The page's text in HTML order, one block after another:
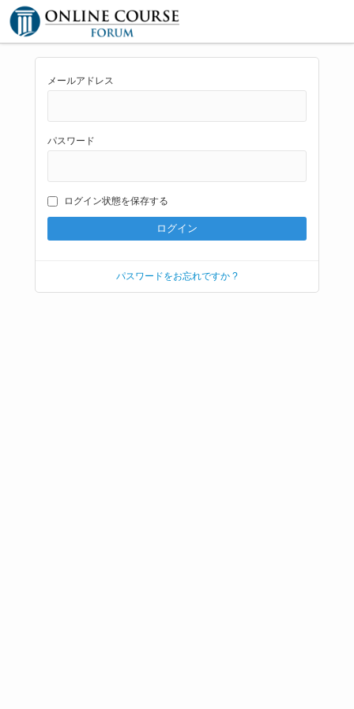
メールアドレス
パスワード
ログイン状態を保存する
パスワードをお忘れですか ?